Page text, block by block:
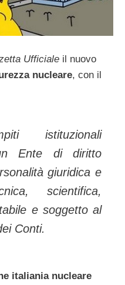
Ufficiale il nuovo
nucleare, con il
istituzionali
Ente di diritto
giuridica e
scientifica,
e soggetto al
Conti.
italiania nucleare